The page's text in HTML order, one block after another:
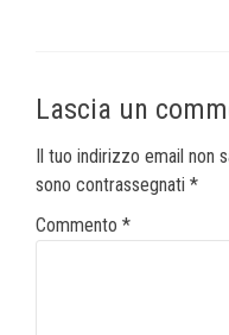
Lascia un
Il tuo indirizzo email non
sono contrassegnati *
Commento *